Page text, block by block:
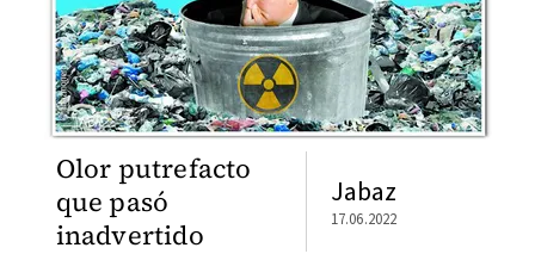
Olor putrefacto
que pasó
inadvertido
Jabaz
17.06.2022